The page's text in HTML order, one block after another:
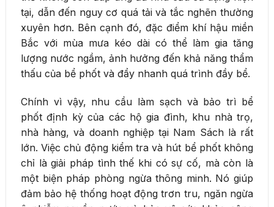
tại, dẫn đến nguy cơ quá tải và tắc nghẽn thường
xuyên hơn. Bên cạnh đó, đặc điểm khí hậu miền
Bắc với mùa mưa kéo dài có thể làm gia tăng
lượng nước ngầm, ảnh hưởng đến khả năng thẩm
thấu của bể phốt và đẩy nhanh quá trình đầy bể.
Chính vì vậy, nhu cầu làm sạch và bảo trì bể
phốt định kỳ của các hộ gia đình, khu nhà trọ,
nhà hàng, và doanh nghiệp tại Nam Sách là rất
lớn. Việc chủ động kiểm tra và hút bể phốt không
chỉ là giải pháp tình thế khi có sự cố, mà còn là
một biện pháp phòng ngừa thông minh. Nó giúp
đảm bảo hệ thống hoạt động trơn tru, ngăn ngừa